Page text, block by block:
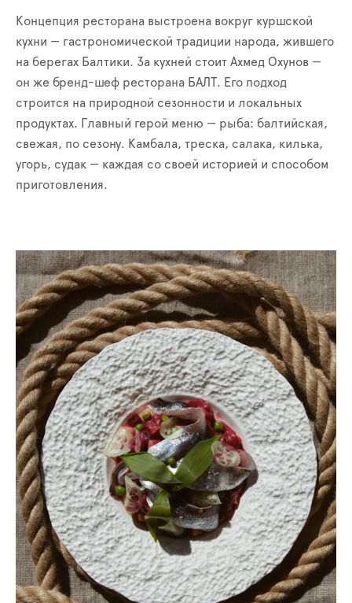
Концепция ресторана выстроена вокруг куршской
кухни — гастрономической традиции народа, жившего
на берегах Балтики. За кухней стоит Ахмед Охунов —
он же бренд-шеф ресторана БАЛТ. Его подход
строится на природной сезонности и локальных
продуктах. Главный герой меню — рыба: балтийская,
свежая, по сезону. Камбала, треска, салака, килька,
угорь, судак — каждая со своей историей и способом
приготовления.